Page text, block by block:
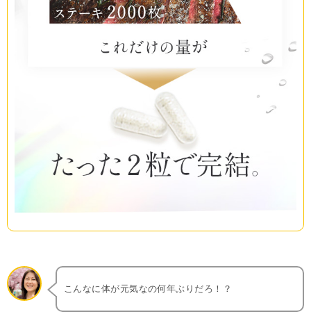
こんなに体が元気なの何年ぶりだろ！？